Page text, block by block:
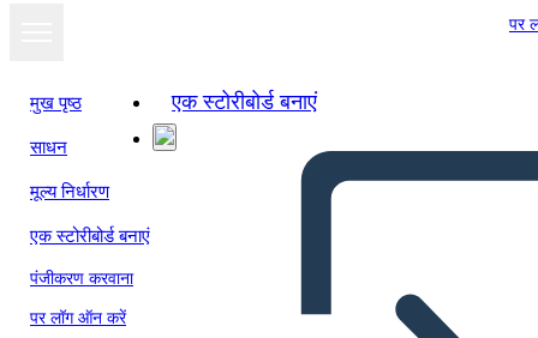
पर
मुख पृष्ठ
साधन
मूल्य निर्धारण
एक स्टोरीबोर्ड बनाएं
पंजीकरण करवाना
पर लॉग ऑन करें
एक स्टोरीबोर्ड बनाएं